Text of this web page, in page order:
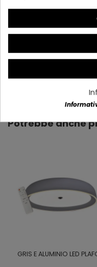
Potrebbe anche
GRIS E ALUMINIO LED